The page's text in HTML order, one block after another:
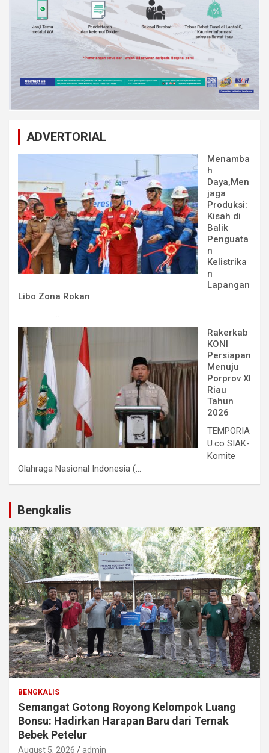
ADVERTORIAL
Menamba
h
Daya,Men
jaga
Produksi:
Kisah di
Balik
Penguata
n
Kelistrika
n
Lapangan
Libo Zona Rokan
...
Rakerkab
KONI
Persiapan
Menuju
Porprov XI
Riau
Tahun
2026
TEMPORIA
U.co SIAK-
Komite
Olahraga Nasional Indonesia (...
Bengkalis
BENGKALIS
Semangat Gotong Royong Kelompok Luang
Bonsu: Hadirkan Harapan Baru dari Ternak
Bebek Petelur
August 5, 2026 admin